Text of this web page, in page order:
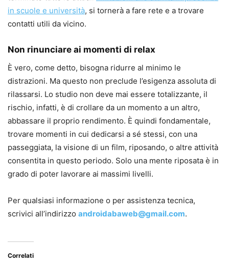
in scuole e università, si tornerà a fare rete e a trovare
contatti utili da vicino.
Non rinunciare ai momenti di relax
È vero, come detto, bisogna ridurre al minimo le
distrazioni. Ma questo non preclude l’esigenza assoluta di
rilassarsi. Lo studio non deve mai essere totalizzante, il
rischio, infatti, è di crollare da un momento a un altro,
abbassare il proprio rendimento. È quindi fondamentale,
trovare momenti in cui dedicarsi a sé stessi, con una
passeggiata, la visione di un film, riposando, o altre attività
consentita in questo periodo. Solo una mente riposata è in
grado di poter lavorare ai massimi livelli.
Per qualsiasi informazione o per assistenza tecnica,
scrivici all’indirizzo androidabaweb@gmail.com.
Correlati